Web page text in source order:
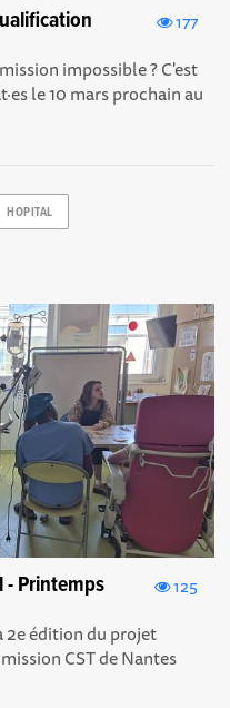
177
impossible ? C'est
le 10 mars prochain au
HOPITAL
125
- Printemps
2e édition du projet
CST de Nantes